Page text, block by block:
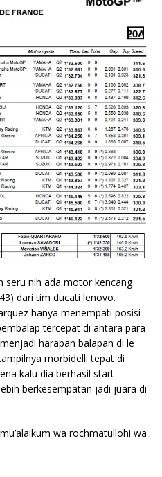
seru nih ada motor kencang
dari tim ducati lenovo.
hanya menempati posisi-
tercepat di antara para
harapan balapan di le
morbidelli tepat di
kalu dia berhasil start
berkesempatan jadi juara di
wa rochmatullohi wa